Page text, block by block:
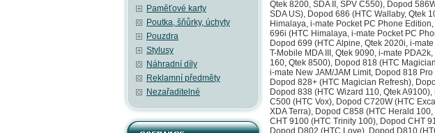
Paměťové karty
Poutka, šňůrky, úchyty
Pouzdra
Stylusy
Náhradní díly
Reklamní předměty
Nezařaditelné